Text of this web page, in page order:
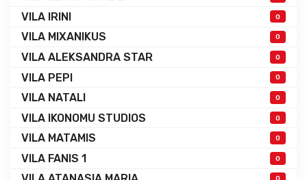
VILA IRINI 0
VILA MIXANIKUS 0
VILA ALEKSANDRA STAR 0
VILA PEPI 0
VILA NATALI 0
VILA IKONOMU STUDIOS 0
VILA MATAMIS 0
VILA FANIS 1 0